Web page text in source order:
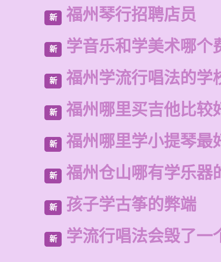
新 福州琴行招聘店员
新 学音乐和学美术哪个
新 福州学流行唱法的学
新 福州哪里买吉他比较
新 福州哪里学小提琴最
新 福州仓山哪有学乐器
新 孩子学古筝的弊端
新 学流行唱法会毁了一